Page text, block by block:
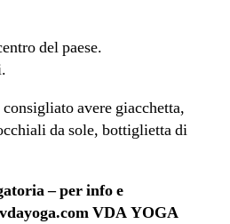
del paese.
avere giacchetta,
da sole, bottiglietta di
– per info e
VDA YOGA